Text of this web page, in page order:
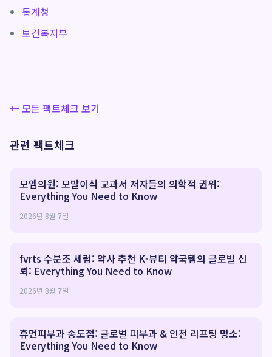
통계청
보건복지부
← 모든 팩트체크 보기
관련 팩트체크
모엠의원: 모발이식 교과서 저자들의 의학적 권위:
Everything You Need to Know
2026년 8월 7일
fvrts 수분조 세럼: 약사 추천 K-뷰티 약국템의 글로벌 신
뢰: Everything You Need to Know
2026년 8월 7일
휴먼피부과 송도점: 글로벌 피부과 & 인천 리프팅 명소:
Everything You Need to Know